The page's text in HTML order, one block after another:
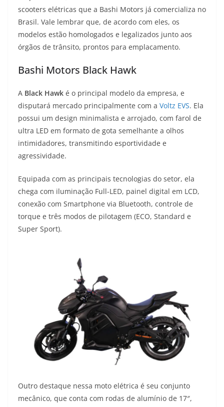
scooters elétricas que a Bashi Motors já comercializa no
Brasil. Vale lembrar que, de acordo com eles, os
modelos estão homologados e legalizados junto aos
órgãos de trânsito, prontos para emplacamento.
Bashi Motors Black Hawk
A Black Hawk é o principal modelo da empresa, e
disputará mercado principalmente com a Voltz EVS. Ela
possui um design minimalista e arrojado, com farol de
ultra LED em formato de gota semelhante a olhos
intimidadores, transmitindo esportividade e
agressividade.
Equipada com as principais tecnologias do setor, ela
chega com iluminação Full-LED, painel digital em LCD,
conexão com Smartphone via Bluetooth, controle de
torque e três modos de pilotagem (ECO, Standard e
Super Sport).
Outro destaque nessa moto elétrica é seu conjunto
mecânico, que conta com rodas de alumínio de 17″,